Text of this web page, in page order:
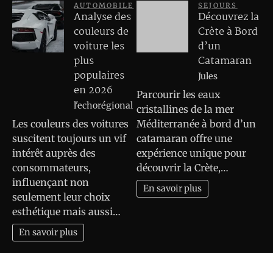
AUTOMOBILE
Analyse des
couleurs de
voiture les
plus
populaires
en 2026
l'echorégional
Les couleurs des voitures
suscitent toujours un vif
intérêt auprès des
consommateurs,
influençant non
seulement leur choix
esthétique mais aussi…
En savoir plus
SEJOURS
Découvrez la
Crète à Bord
d’un
Catamaran
Jules
Parcourir les eaux
cristallines de la mer
Méditerranée à bord d’un
catamaran offre une
expérience unique pour
découvrir la Crète,…
En savoir plus